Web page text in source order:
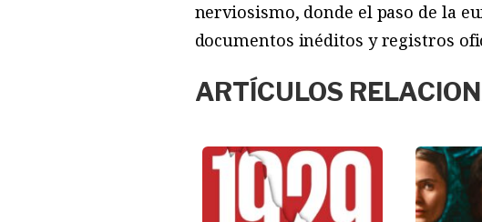
nerviosismo, donde el paso de la
documentos inéditos y registros
ARTÍCULOS